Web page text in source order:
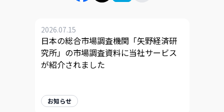
2026.07.15
日本の総合市場調査機関「矢野経済研
究所」の市場調査資料に当社サービス
が紹介されました
お知らせ